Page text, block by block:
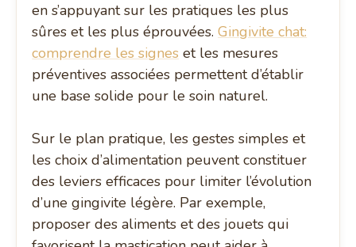
en s’appuyant sur les pratiques les plus
sûres et les plus éprouvées.Gingivite chat:
comprendre les signes et les mesures
préventives associées permettent d’établir
une base solide pour le soin naturel.
Sur le plan pratique, les gestes simples et
les choix d’alimentation peuvent constituer
des leviers efficaces pour limiter l’évolution
d’une gingivite légère. Par exemple,
proposer des aliments et des jouets qui